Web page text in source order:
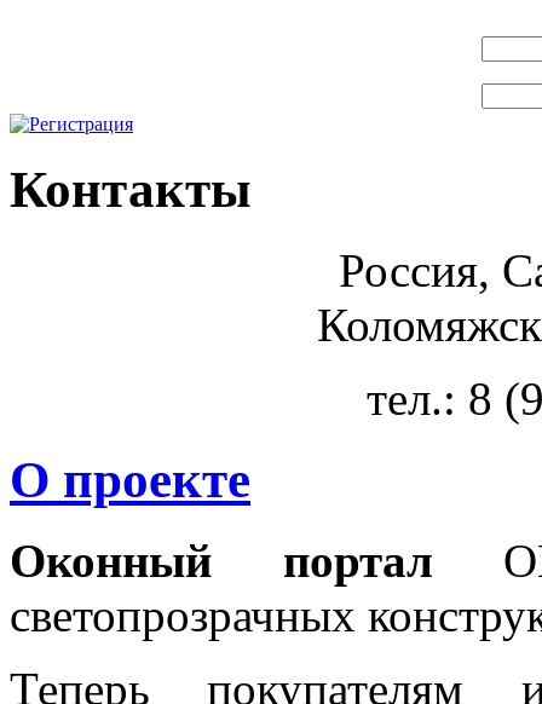
Контакты
Россия,
тел.: 8
О проекте
Оконный портал
светопрозрачных
Теперь покупателям